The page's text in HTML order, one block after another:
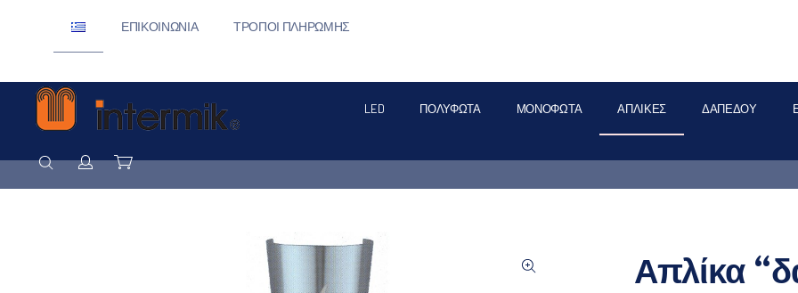
ΕΠΙΚΟΙΝΩΝΊΑ ΤΡΌΠΟΙ ΠΛΗΡΩΜΉΣ
LED ΠΟΛΎΦΩΤΑ ΜΟΝΌΦΩΤΑ ΑΠΛΊΚΕΣ ΔΑΠΈΔΟΥ
ΑΝΑΖΉΤΗΣΗ
Σύνδεση / Εγγραφή
Καλάθι
Απλίκα